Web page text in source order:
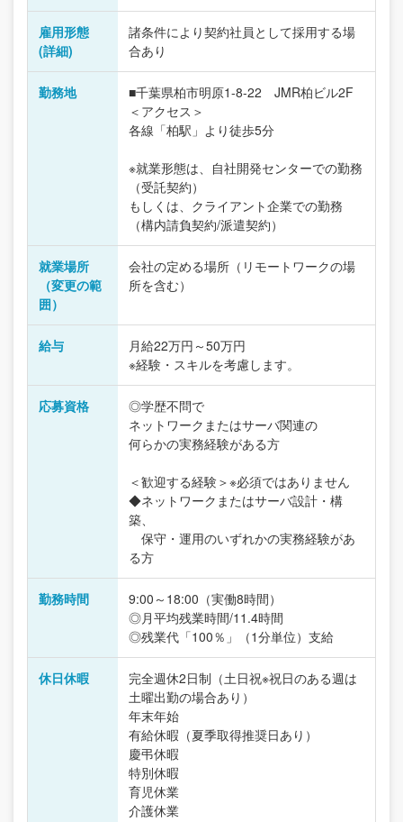
雇用形態
(詳細)
諸条件により契約社員として採用する場
合あり
勤務地
■千葉県柏市明原1-8-22 JMR柏ビル2F
＜アクセス＞
各線「柏駅」より徒歩5分
※就業形態は、自社開発センターでの勤務
（受託契約）
もしくは、クライアント企業での勤務
（構内請負契約/派遣契約）
就業場所
（変更の範
囲）
会社の定める場所（リモートワークの場
所を含む）
給与
月給22万円～50万円
※経験・スキルを考慮します。
応募資格
◎学歴不問で
ネットワークまたはサーバ関連の
何らかの実務経験がある方
＜歓迎する経験＞※必須ではありません
◆ネットワークまたはサーバ設計・構
築、
保守・運用のいずれかの実務経験があ
る方
勤務時間
9:00～18:00（実働8時間）
◎月平均残業時間/11.4時間
◎残業代「100％」（1分単位）支給
休日休暇
完全週休2日制（土日祝※祝日のある週は
土曜出勤の場合あり）
年末年始
有給休暇（夏季取得推奨日あり）
慶弔休暇
特別休暇
育児休業
介護休業